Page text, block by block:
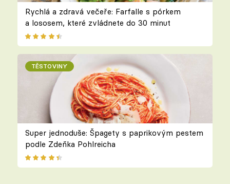
Rychlá a zdravá večeře: Farfalle s pórkem
a lososem, které zvládnete do 30 minut
TĚSTOVINY
Super jednoduše: Špagety s paprikovým pestem
podle Zdeňka Pohlreicha